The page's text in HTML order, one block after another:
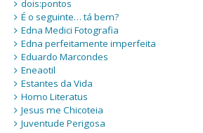
dois:pontos
É o seguinte… tá bem?
Edna Medici Fotografia
Edna perfeitamente imperfeita
Eduardo Marcondes
Eneaotil
Estantes da Vida
Homo Literatus
Jesus me Chicoteia
Juventude Perigosa